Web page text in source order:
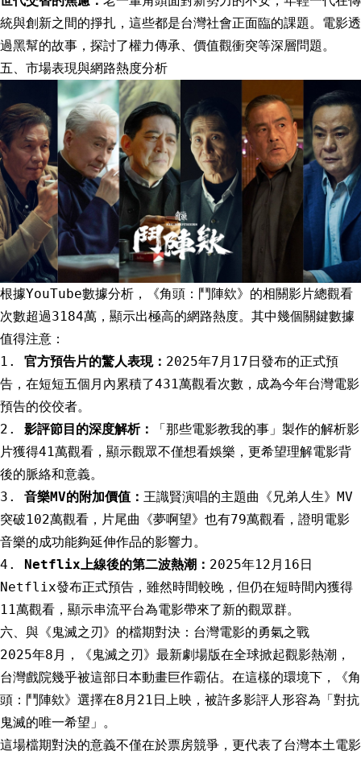
統與創新之間的掙扎，這些都是台灣社會正面臨的課題。電影透
過黑幫的故事，探討了權力傳承、價值觀衝突等深層問題。
五、市場表現與網路熱度分析
根據YouTube數據分析，《角頭：鬥陣欸》的相關影片總觀看
次數超過3184萬，顯示出極高的網路熱度。其中幾個關鍵數據
值得注意：
1. 官方預告片的驚人表現： 2025年7月17日發布的正式預
告，在短短五個月內累積了431萬觀看次數，成為今年台灣電影
預告的佼佼者。
2. 影評節目的深度解析：
「那些電影教我的事」製作的解析影
片獲得41萬觀看，顯示觀眾不僅想看娛樂，更希望理解電影背
後的脈絡和意義。
3. 音樂MV的附加價值： 王識賢演唱的主題曲《兄弟人生》MV
突破102萬觀看，片尾曲《夢啊望》也有79萬觀看，證明電影
音樂的成功能夠延伸作品的影響力。
4.
Netflix上線後的第二波熱潮： 2025年12月16日
Netflix發布正式預告，雖然時間較晚，但仍在短時間內獲得
11萬觀看，顯示串流平台為電影帶來了新的觀眾群。
六、與《鬼滅之刃》的檔期對決：台灣電影的勇氣之戰
2025年8月，《鬼滅之刃》最新劇場版在全球掀起觀影熱潮，
台灣戲院幾乎被這部日本動畫巨作霸佔。在這樣的環境下，《角
頭：鬥陣欸》選擇在8月21日上映，被許多影評人形容為「對抗
鬼滅的唯一希望」。
這場檔期對決的意義不僅在於票房競爭，更代表了台灣本土電影